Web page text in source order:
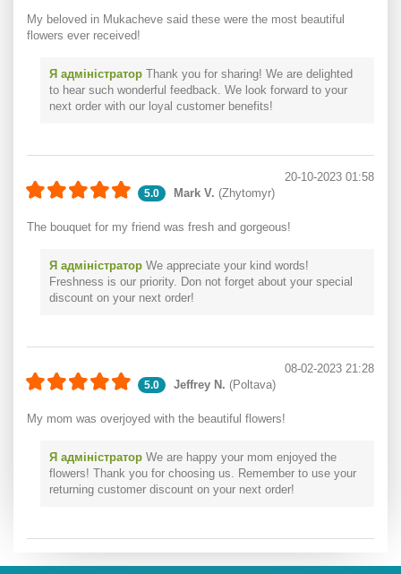
My beloved in Mukacheve said these were the most beautiful
flowers ever received!
Я адміністратор Thank you for sharing! We are delighted
to hear such wonderful feedback. We look forward to your
next order with our loyal customer benefits!
5.0 Mark V. (Zhytomyr)
20-10-2023 01:58
The bouquet for my friend was fresh and gorgeous!
Я адміністратор We appreciate your kind words!
Freshness is our priority. Don not forget about your special
discount on your next order!
5.0 Jeffrey N. (Poltava)
08-02-2023 21:28
My mom was overjoyed with the beautiful flowers!
Я адміністратор We are happy your mom enjoyed the
flowers! Thank you for choosing us. Remember to use your
returning customer discount on your next order!